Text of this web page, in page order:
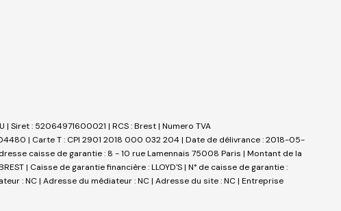
Siret : 52064971600021 | RCS : Brest | Numero TVA
| Carte T : CPI 2901 2018 000 032 204 | Date de délivrance : 2018-05-
caisse de garantie : 8 - 10 rue Lamennais 75008 Paris | Montant de la
| Caisse de garantie financière : LLOYD'S | N° de caisse de garantie :
: NC | Adresse du médiateur : NC | Adresse du site : NC | Entreprise